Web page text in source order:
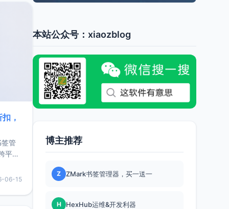
，
管
平
它还
06-15
本站公众号：xiaozblog
博主推荐
Z ZMark书签管理器，买一送一
H HexHub运维&开发利器